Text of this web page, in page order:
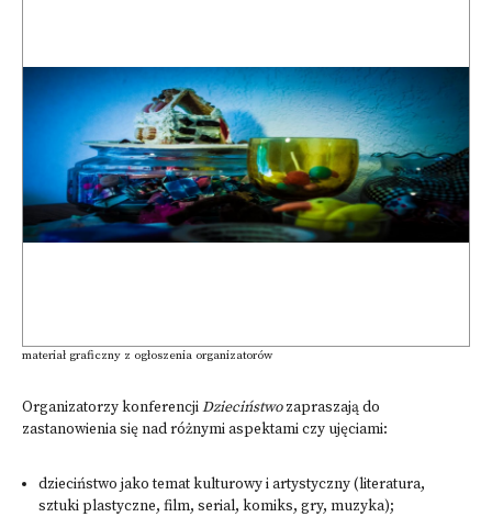
materiał graficzny z ogłoszenia organizatorów
Organizatorzy konferencjiDzieciństwozapraszają do
zastanowienia się nad różnymi aspektami czy ujęciami:
dzieciństwo jako temat kulturowy i artystyczny (literatura,
sztuki plastyczne, film, serial, komiks, gry, muzyka);